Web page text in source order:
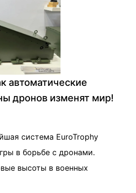
автоматические
дронов изменят мир!
система EuroTrophy
в борьбе с дронами.
высоты в военных